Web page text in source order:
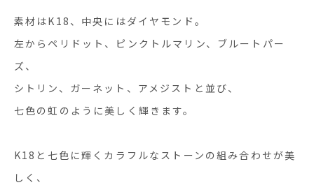
素材はK18、中央にはダイヤモンド。
左からペリドット、ピンクトルマリン、ブルートパー
ズ、
シトリン、ガーネット、アメジストと並び、
七色の虹のように美しく輝きます。
K18と七色に輝くカラフルなストーンの組み合わせが美
しく、